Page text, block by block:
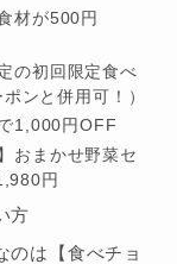
材が500円
の初回限定食べ
ンと併用可！）
1,000円OFF
おまかせ野菜セ
円
方
のは【食べチョ